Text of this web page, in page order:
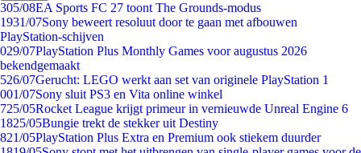
305/08EA Sports FC 27 toont The Grounds-modus
1931/07Sony beweert resoluut door te gaan met afbouwen
PlayStation-schijven
029/07PlayStation Plus Monthly Games voor augustus 2026
bekendgemaakt
526/07Gerucht: LEGO werkt aan set van originele PlayStation 1
001/07Sony sluit PS3 en Vita online winkel
725/05Rocket League krijgt primeur in vernieuwde Unreal Engine 6
1825/05Bungie trekt de stekker uit Destiny
821/05PlayStation Plus Extra en Premium ook stiekem duurder